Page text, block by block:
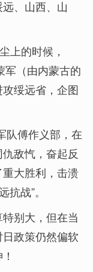
、山西、山
上的时候，
军（由内蒙古的
绥远省，企图
队傅作义部，在
敌忾，奋起反
大胜利，击溃
战”。
别大，但在当
政策仍然偏软